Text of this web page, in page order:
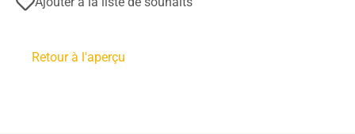
Retour à l'aperçu